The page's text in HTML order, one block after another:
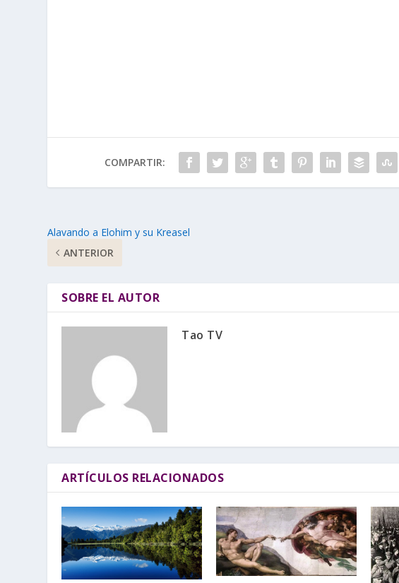
COMPARTIR:
Alavando a Elohim y su Kreasel
ANTERIOR
SOBRE EL AUTOR
Tao TV
ARTÍCULOS RELACIONADOS